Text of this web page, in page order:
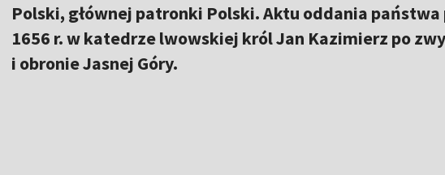
Polski, głównej patronki Polski. Aktu oddania państwa
1656 r. w katedrze lwowskiej król Jan Kazimierz po
i obronie Jasnej Góry.